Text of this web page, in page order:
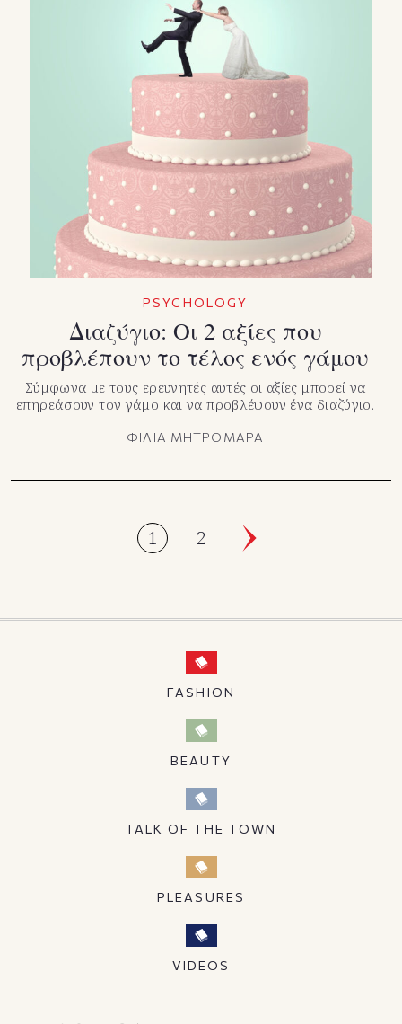
PSYCHOLOGY
Διαζύγιο: Οι 2 αξίες που
προβλέπουν το τέλος ενός γάμου
Σύμφωνα με τους ερευνητές αυτές οι αξίες μπορεί να
επηρεάσουν τον γάμο και να προβλέψουν ένα διαζύγιο.
ΦΙΛΙΑ ΜΗΤΡΟΜΑΡΑ
1 2
FASHION
BEAUTY
TALK OF THE TOWN
PLEASURES
VIDEOS